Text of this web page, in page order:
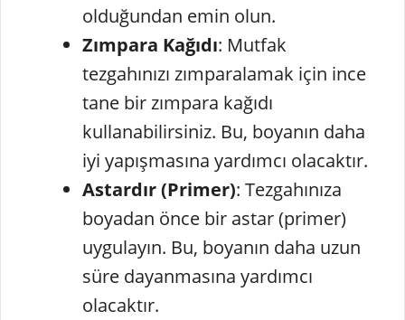
olduğundan emin olun.
Zımpara Kağıdı: Mutfak
tezgahınızı zımparalamak için ince
tane bir zımpara kağıdı
kullanabilirsiniz. Bu, boyanın daha
iyi yapışmasına yardımcı olacaktır.
Astardır (Primer): Tezgahınıza
boyadan önce bir astar (primer)
uygulayın. Bu, boyanın daha uzun
süre dayanmasına yardımcı
olacaktır.